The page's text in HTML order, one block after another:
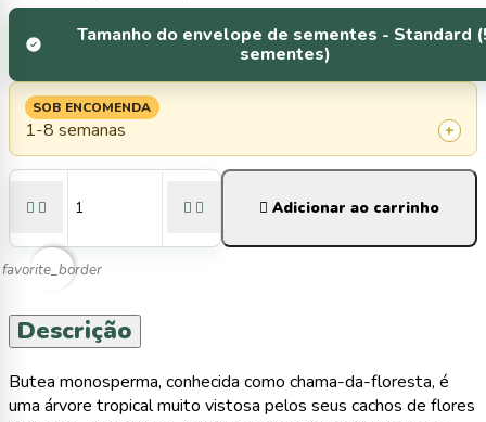
Tamanho do envelope de sementes - Standard
sementes)
     Adicionar ao carrinho
favorite_border
SOB ENCOMENDA
1-8 semanas +
Descrição
Butea monosperma, conhecida como chama-da-floresta, é
uma árvore tropical muito vistosa pelos seus cachos de flores